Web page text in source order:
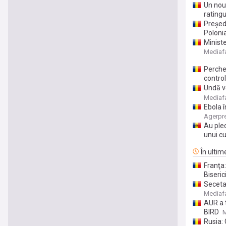
Un
opririi
Undă
CCR,
Ebola
Au
unui
În
AUR
BIRD